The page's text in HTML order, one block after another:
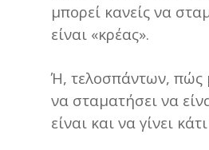
μπορεί κανείς να
είναι «κρέας».
Ή, τελοσπάντων, πώς
να σταματήσει να
είναι και να γίνει